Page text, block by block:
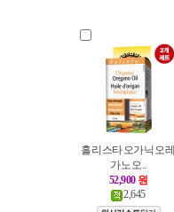
홀리스타 오가닉 오레
가노 오..
52,900 원
2,645